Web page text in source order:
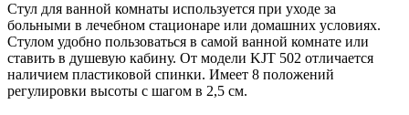
Стул для ванной комнаты используется при уходе за
больными в лечебном стационаре или домашних условиях.
Стулом удобно пользоваться в самой ванной комнате или
ставить в душевую кабину. От модели KJT 502 отличается
наличием пластиковой спинки. Имеет 8 положений
регулировки высоты с шагом в 2,5 см.